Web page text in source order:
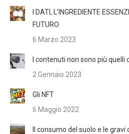
I DATI, L’INGREDIENTE
FUTURO
6 Marzo 2023
I contenuti non sono più quelli
2 Gennaio 2023
Gli NFT
6 Maggio 2022
Il consumo del suolo e le